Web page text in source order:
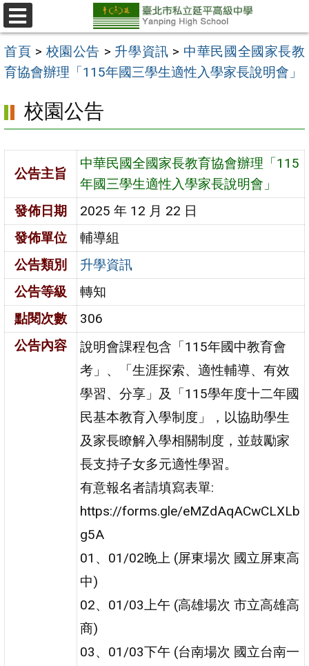
跳
至
主
要
區
選
單
首頁 > 校園公告 > 升學資訊 > 中華民國全國家長教
育協會辦理「115年國三學生適性入學家長說明會」
校園公告
公告主旨
中華民國全國家長教育協會辦理「115
年國三學生適性入學家長說明會」
發佈日期
2025 年 12 月 22 日
發佈單位
輔導組
公告類別
升學資訊
公告等級
轉知
點閱次數
306
公告內容
說明會課程包含「115年國中教育會
考」、「生涯探索、適性輔導、有效
學習、分享」及「115學年度十二年國
民基本教育入學制度」，以協助學生
及家長瞭解入學相關制度，並鼓勵家
長支持子女多元適性學習。
有意報名者請填寫表單:
https://forms.gle/eMZdAqACwCLXLb
g5A
01、01/02晚上 (屏東場次 國立屏東高
中)
02、01/03上午 (高雄場次 市立高雄高
商)
03、01/03下午 (台南場次 國立台南一